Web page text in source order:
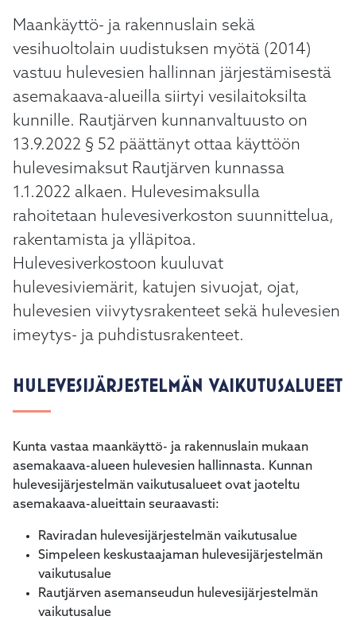
Maankäyttö- ja rakennuslain sekä
vesihuoltolain uudistuksen myötä (2014)
vastuu hulevesien hallinnan järjestämisestä
asemakaava-alueilla siirtyi vesilaitoksilta
kunnille. Rautjärven kunnanvaltuusto on
13.9.2022 § 52 päättänyt ottaa käyttöön
hulevesimaksut Rautjärven kunnassa
1.1.2022 alkaen. Hulevesimaksulla
rahoitetaan hulevesiverkoston suunnittelua,
rakentamista ja ylläpitoa.
Hulevesiverkostoon kuuluvat
hulevesiviemärit, katujen sivuojat, ojat,
hulevesien viivytysrakenteet sekä hulevesien
imeytys- ja puhdistusrakenteet.
HULEVESIJÄRJESTELMÄN VAIKUTUSALUEET
Kunta vastaa maankäyttö- ja rakennuslain mukaan
asemakaava-alueen hulevesien hallinnasta. Kunnan
hulevesijärjestelmän vaikutusalueet ovat jaoteltu
asemakaava-alueittain seuraavasti:
Raviradan hulevesijärjestelmän vaikutusalue
Simpeleen keskustaajaman hulevesijärjestelmän
vaikutusalue
Rautjärven asemanseudun hulevesijärjestelmän
vaikutusalue